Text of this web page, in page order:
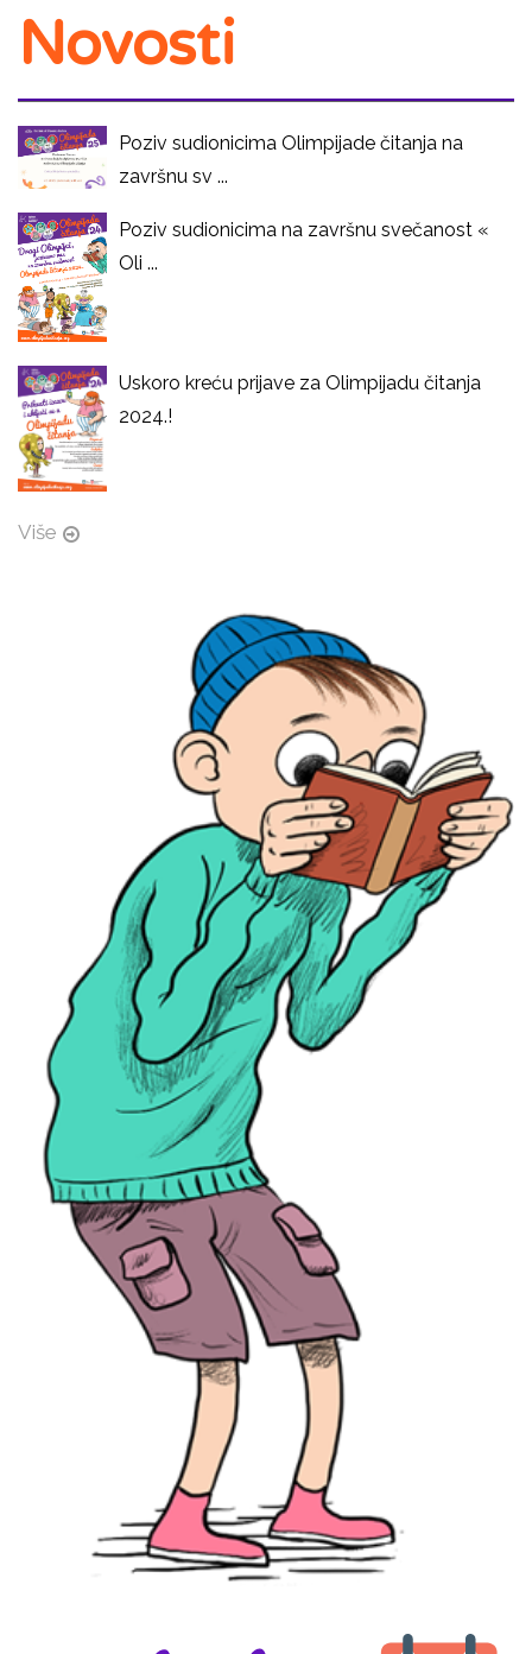
Novosti
Poziv sudionicima Olimpijade čitanja na
završnu sv ...
Poziv sudionicima na završnu svečanost «
Oli ...
Uskoro kreću prijave za Olimpijadu čitanja
2024.!
Više